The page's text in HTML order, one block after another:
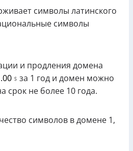
символы латинского
символы
и продления домена
$ за 1 год и домен можно
срок не более 10 года.
символов в домене 1,